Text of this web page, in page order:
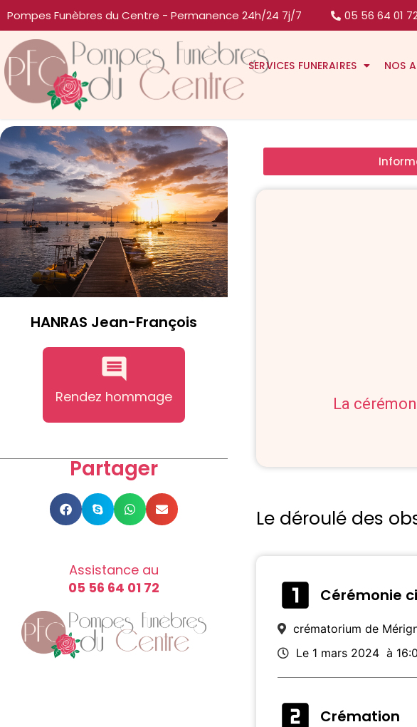
Pompes Funèbres du Centre - Permanence 24h/24 7j/7 05 56 64 01
SERVICES FUNERAIRES NOS
HANRAS Jean-François
Rendez hommage
Partager
Assistance au
05 56 64 01 72
La
Le déroulé des
Cérémonie
crématorium de
Le 1 mars 2024 à
Crémation